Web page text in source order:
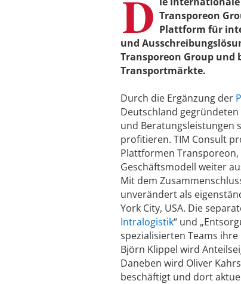
D Transporeon
Plattform für
und
Transporeon Group
Transportmärkte.
Durch die Ergänzung der
Deutschland
und Beratungsleistungen
profitieren. TIM Consult
Plattformen
Geschäftsmodell weiter
Mit dem
unverändert als
York City, USA. Die
Intralogistik“ und
spezialisierten Teams
Björn Klippel wird
Daneben wird Oliver
beschäftigt und dort